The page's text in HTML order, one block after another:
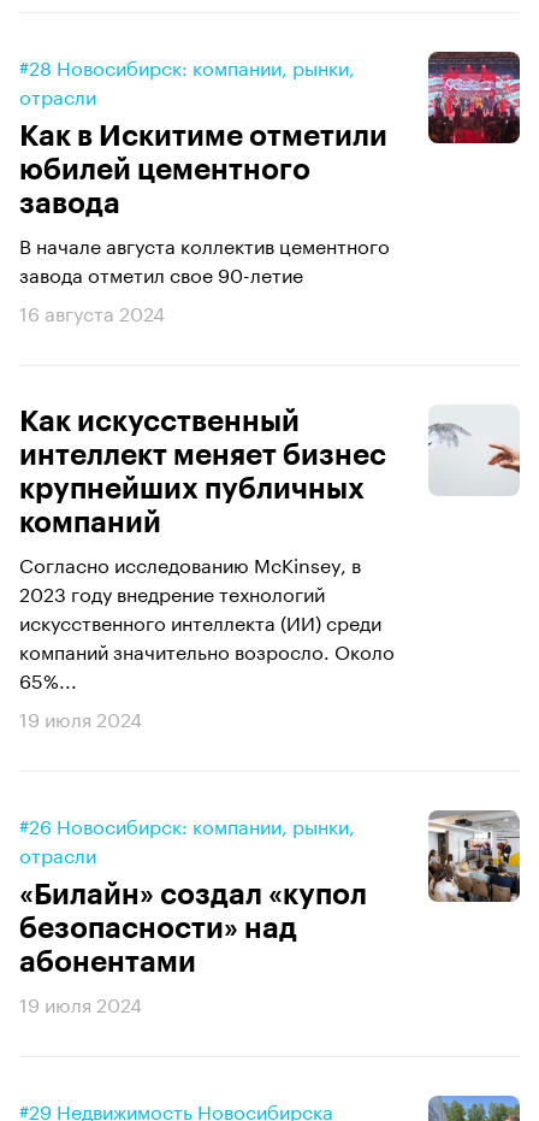
#28 Новосибирск: компании, рынки,
отрасли
Как в Искитиме отметили
юбилей цементного
завода
В начале августа коллектив цементного
завода отметил свое 90-летие
16 августа 2024
Как искусственный
интеллект меняет бизнес
крупнейших публичных
компаний
Согласно исследованию McKinsey, в
2023 году внедрение технологий
искусственного интеллекта (ИИ) среди
компаний значительно возросло. Около
65%...
19 июля 2024
#26 Новосибирск: компании, рынки,
отрасли
«Билайн» создал «купол
безопасности» над
абонентами
19 июля 2024
#29 Недвижимость Новосибирска